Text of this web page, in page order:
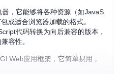
器，它能够将各种资源（如JavaS
成适合浏览器加载的格式。
代码转换为向后兼容的版本，
容性。
Web应用框架，它简单易用，